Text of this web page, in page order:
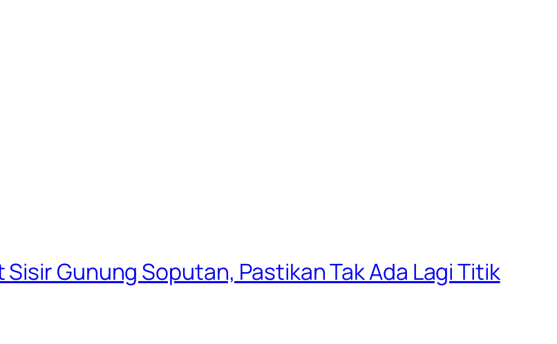
Gunung Soputan, Pastikan Tak Ada Lagi Titik